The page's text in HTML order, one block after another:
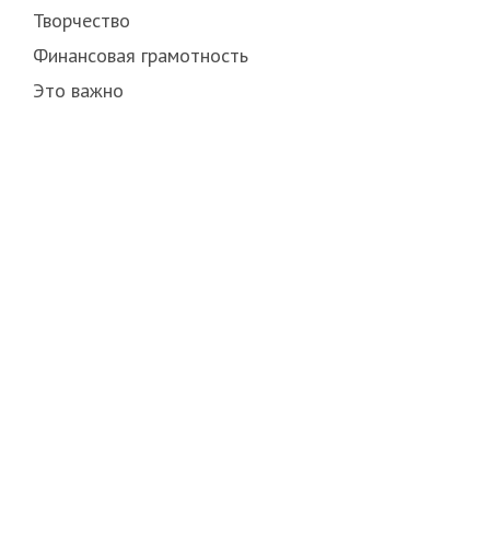
Творчество
Финансовая грамотность
Это важно